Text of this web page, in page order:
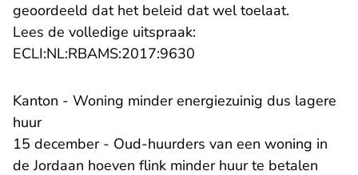
geoordeeld dat het beleid dat wel toelaat.
Lees de volledige uitspraak:
ECLI:NL:RBAMS:2017:9630
Kanton - Woning minder energiezuinig dus lagere
huur
15 december - Oud-huurders van een woning in
de Jordaan hoeven flink minder huur te betalen